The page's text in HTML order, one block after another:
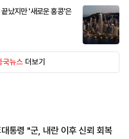
났지만 '새로운 홍콩'은
국뉴스 더보기
통령 "군, 내란 이후 신뢰 회복